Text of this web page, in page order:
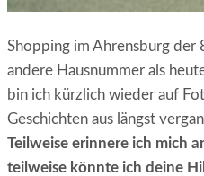
Shopping im Ahrensburg der
andere Hausnummer als
bin ich kürzlich wieder auf
Geschichten aus längst
Teilweise erinnere ich mich
teilweise könnte ich deine